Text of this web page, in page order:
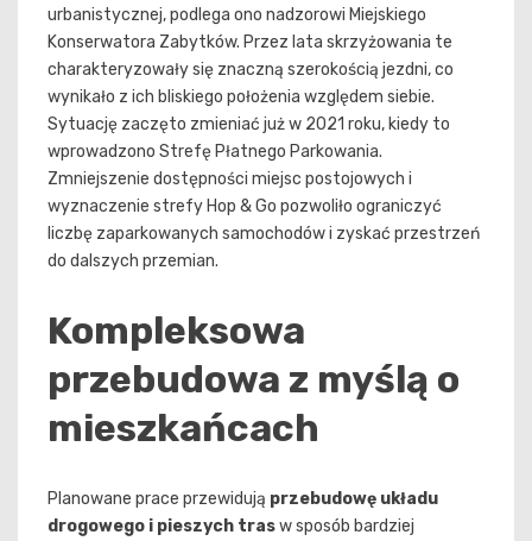
urbanistycznej, podlega ono nadzorowi Miejskiego
Konserwatora Zabytków. Przez lata skrzyżowania te
charakteryzowały się znaczną szerokością jezdni, co
wynikało z ich bliskiego położenia względem siebie.
Sytuację zaczęto zmieniać już w 2021 roku, kiedy to
wprowadzono Strefę Płatnego Parkowania.
Zmniejszenie dostępności miejsc postojowych i
wyznaczenie strefy Hop & Go pozwoliło ograniczyć
liczbę zaparkowanych samochodów i zyskać przestrzeń
do dalszych przemian.
Kompleksowa
przebudowa z myślą o
mieszkańcach
Planowane prace przewidują przebudowę układu
drogowego i pieszych trasw sposób bardziej